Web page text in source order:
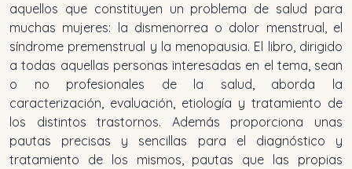
aquellos que constituyen un problema de salud para
muchas mujeres: la dismenorrea o dolor menstrual, el
síndrome premenstrual y la menopausia. El libro, dirigido
a todas aquellas personas interesadas en el tema, sean
o no profesionales de la salud, aborda la
caracterización, evaluación, etiología y tratamiento de
los distintos trastornos. Además proporciona unas
pautas precisas y sencillas para el diagnóstico y
tratamiento de los mismos, pautas que las propias